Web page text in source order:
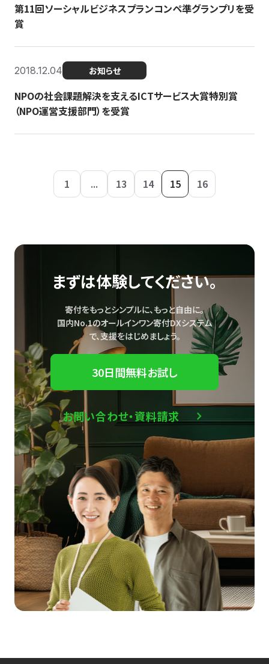
第11回ソーシャルビジネスプランコンペ準グランプリを受
賞
2018.12.04 お知らせ
NPOの社会課題解決を支えるICTサービス大賞特別賞
（NPO運営支援部門）を受賞
1 ... 13 14 15 16
まずは体験してください。
寄付をもっとシンプルに、もっと自由に。
国内No.1のオールインワン寄付DXシステム
で、支援をはじめましょう。
30日間無料お試し
お問い合わせ・資料請求